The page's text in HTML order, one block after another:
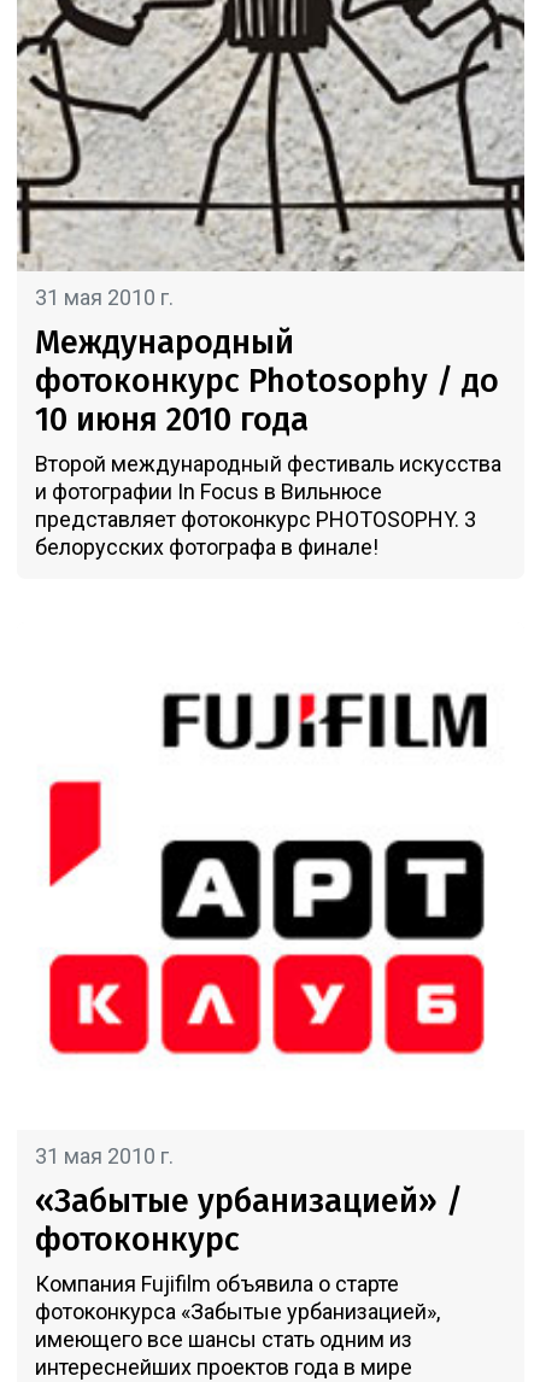
31 мая 2010 г.
Международный
фотоконкурс Photosophy / до
10 июня 2010 года
Второй международный фестиваль искусства
и фотографии In Focus в Вильнюсе
представляет фотоконкурс PHOTOSOPHY. 3
белорусских фотографа в финале!
31 мая 2010 г.
«Забытые урбанизацией» /
фотоконкурс
Компания Fujifilm объявила о старте
фотоконкурса «Забытые урбанизацией»,
имеющего все шансы стать одним из
интереснейших проектов года в мире